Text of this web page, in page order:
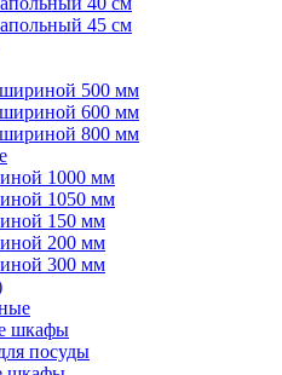
45 см
500 мм
600 мм
800 мм
1000 мм
1050 мм
150 мм
200 мм
300 мм
шкафы
посуды